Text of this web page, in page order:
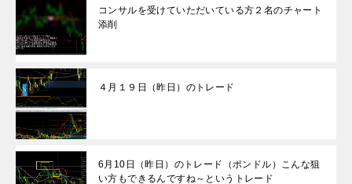
コンサルを受けていただいている方２名のチャート
添削
４月１９日（昨日）のトレード
6月10日（昨日）のトレード（ポンドル）こんな狙
い方もできるんですね～というトレード